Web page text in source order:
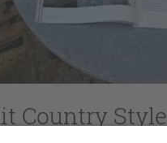
Country Style